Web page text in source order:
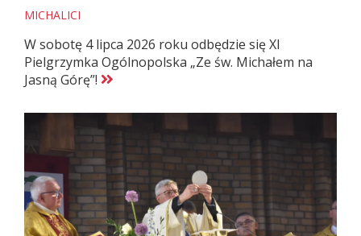
MICHALICI
W sobotę 4 lipca 2026 roku odbędzie się XI
Pielgrzymka Ogólnopolska „Ze św. Michałem na
Jasną Górę”!